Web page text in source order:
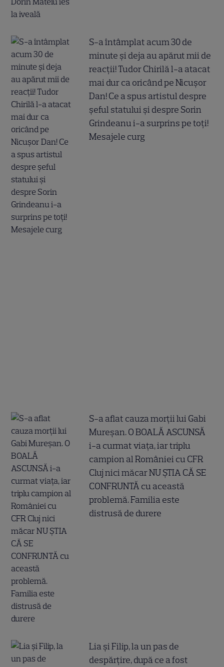
S-a întâmplat acum 30 de
minute și deja au apărut mii de
reacții! Tudor Chirilă l-a atacat
mai dur ca oricând pe Nicușor
Dan! Ce a spus artistul despre
șeful statului și despre Sorin
Grindeanu i-a surprins pe toți!
Mesajele curg
S-a aflat cauza morții lui Gabi
Mureșan. O BOALĂ ASCUNSĂ
i-a curmat viața, iar triplu
campion al României cu CFR
Cluj nici măcar NU ȘTIA CĂ SE
CONFRUNTĂ cu această
problemă. Familia este
distrusă de durere
Lia și Filip, la un pas de
despărțire, după ce a fost